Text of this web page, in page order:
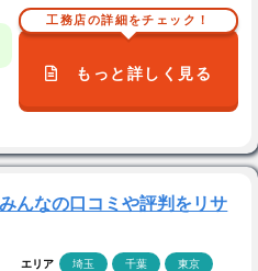
工務店の詳細をチェック！
もっと詳しく見る
んなの口コミや評判をリサ
エリア 埼玉 千葉 東京